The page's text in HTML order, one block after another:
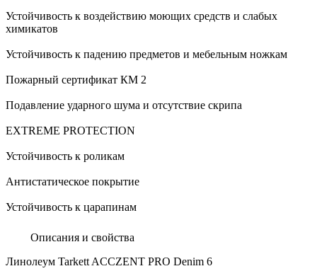
Устойчивость к воздействию моющих средств и слабых
химикатов
Устойчивость к падению предметов и мебельным ножкам
Пожарный сертификат КМ 2
Подавление ударного шума и отсутствие скрипа
EXTREME PROTECTION
Устойчивость к роликам
Антистатическое покрытие
Устойчивость к царапинам
Описания и свойства
Линолеум Tarkett ACCZENT PRO Denim 6